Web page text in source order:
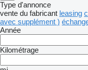
Type d'annonce
vente du fabricant leasing
avec supplément )
Année
Kilométrage